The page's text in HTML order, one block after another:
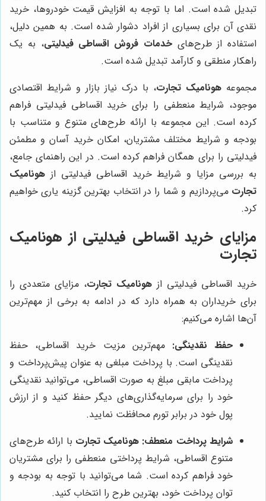
تبدیل شده است. اما با توجه به افزایش قیمت خودروها، خرید
نقدی آن برای بسیاری از افراد دشوار شده است. به همین دلیل،
استفاده از طرح‌هایخدمات فروش اقساطی فیدلیتی، به یک
راهکار منطقی و کارآمد تبدیل شده است.
مجموعه هونامیک تجارت، با درک نیاز بازار و شرایط اقتصادی
موجود، شرایط منعطفی را برای خرید اقساطی فیدلیتی فراهم
کرده است. این مجموعه با ارائه طرح‌های متنوع و متناسب با
بودجه و شرایط مختلف مشتریان، امکان خرید آسان و مطمئن
فیدلیتی را برای همگان فراهم کرده است. در این راهنمای جامع،
به بررسی مزایا و شرایط خرید اقساطی فیدلیتی از هونامیک
تجارت می‌پردازیم و شما را در انتخاب بهترین گزینه یاری خواهیم
کرد.
مزایای خرید اقساطی فیدلیتی از هونامیک
تجارت
خرید اقساطی فیدلیتی از هونامیک تجارت، مزایای متعددی را
برای خریداران به همراه دارد که در ادامه به برخی از مهم‌ترین
آن‌ها اشاره می‌کنیم:
حفظ نقدینگی: مهم‌ترین مزیت خرید اقساطی، حفظ
نقدینگی است. با پرداخت مبلغی به عنوان پیش‌پرداخت و
پرداخت مابقی مبلغ به صورت اقساطی، می‌توانید نقدینگی
خود را برای سرمایه‌گذاری‌های دیگر حفظ کنید و از ارزش
پول خود در برابر تورم محافظت نمایید.
شرایط پرداخت منعطف: هونامیک تجارت با ارائه طرح‌های
متنوع اقساطی، شرایط پرداختی منعطفی را برای مشتریان
خود فراهم کرده است. شما می‌توانید با توجه به بودجه و
توان پرداخت خود، بهترین طرح را انتخاب کنید.